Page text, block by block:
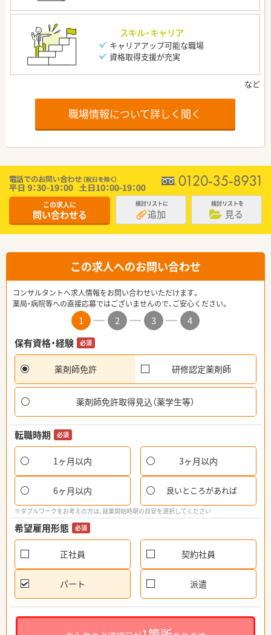
スキル・キャリア
キャリアアップ可能な職場
資格取得支援が充実
職場情報について詳しく聞く
この求人に
問い合わせる
検討リストに
追加
検討リストを
見る
この求人へのお問い合わせ
コンサルタントへ求人情報をお問い合わせいただけます。
薬局・病院等への直接応募ではございませんので、ご安心ください。
1 2 3
4
保有資格・経験
必須
薬剤師免許 研修認定薬剤師
薬剤師免許取得見込（薬学生等）
転職時期 必須
1ヶ月以内 3ヶ月以内
6ヶ月以内 良いところがあれば
※ダブルワークをお考えの方は、就業開始時期の目安を選択してください
希望雇用形態 必須
正社員 契約社員
パート 派遣